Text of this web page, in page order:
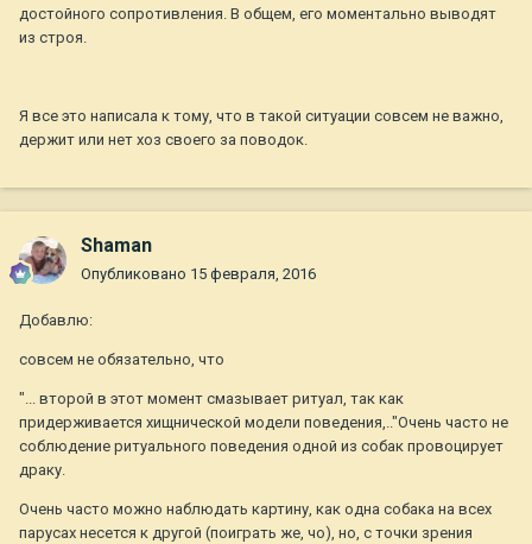
достойного сопротивления. В общем, его моментально выводят
из строя.
Я все это написала к тому, что в такой ситуации совсем не важно,
держит или нет хоз своего за поводок.
Shaman
Опубликовано 15 февраля, 2016
Добавлю:
совсем не обязательно, что
"... второй в этот момент смазывает ритуал, так как
придерживается хищнической модели поведения,.."Очень часто не
соблюдение ритуального поведения одной из собак провоцирует
драку.
Очень часто можно наблюдать картину, как одна собака на всех
парусах несется к другой (поиграть же, чо), но, с точки зрения